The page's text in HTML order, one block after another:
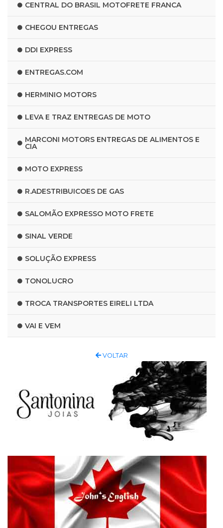
CENTRAL DO BRASIL MOTOFRETE FRANCA
CHEGOU ENTREGAS
DDI EXPRESS
ENTREGAS.COM
HERMINIO MOTORS
LEVA E TRAZ ENTREGAS DE MOTO
MARCONI MOTORS ENTREGAS DE ALIMENTOS E
CIA
MOTO EXPRESS
R.ADESTRIBUICOES DE GAS
SALOMÃO EXPRESSO MOTO FRETE
SINAL VERDE
SOLUÇÃO EXPRESS
TONOLUCRO
TROCA TRANSPORTES EIRELI LTDA
VAI E VEM
VOLTAR